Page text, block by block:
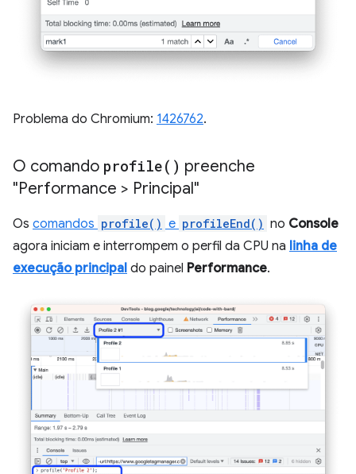
Problema do Chromium: 1426762.
O comando profile( ) preenche
"Performance > Principal"
Os comandos profile() e profileEnd() no Console
agora iniciam e interrompem o perfil da CPU na linha de
execução principal do painel Performance.